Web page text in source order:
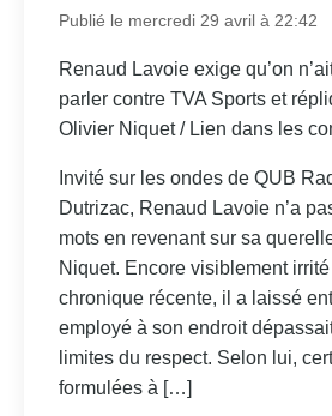
Publié le mercredi 29 avril à 22:42
Renaud Lavoie exige qu’on
parler contre TVA Sports et
Olivier Niquet / Lien dans les
Invité sur les ondes de QUB
Dutrizac, Renaud Lavoie n’a
mots en revenant sur sa
Niquet. Encore visiblement
chronique récente, il a laissé
employé à son endroit
limites du respect. Selon lui,
formulées à […]